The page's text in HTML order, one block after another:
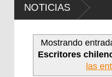
NOTICIAS
Mostrando
Escritores
las